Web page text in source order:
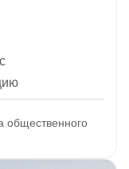
общественного